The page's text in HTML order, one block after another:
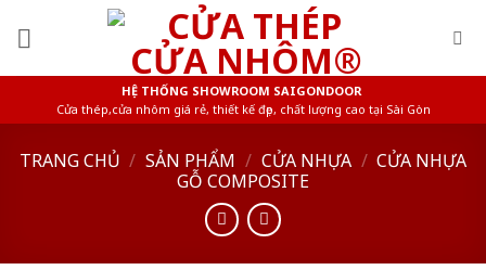
HỆ THỐNG SHOWROOM SAIGONDOOR
Cửa thép,cửa nhôm giá rẻ, thiết kế đẹp, chất lượng cao tại Sài Gòn
TRANG CHỦ / SẢN PHẨM / CỬA NHỰA / CỬA NHỰA
GỖ COMPOSITE